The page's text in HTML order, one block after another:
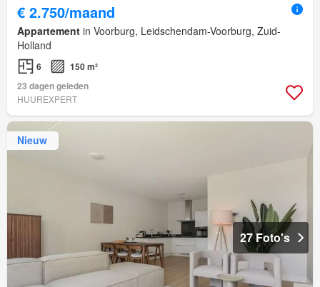
€ 2.750/maand
Appartement in Voorburg, Leidschendam-Voorburg, Zuid-
Holland
6
150 m²
23 dagen geleden
HUUREXPERT
Nieuw
27 Foto's